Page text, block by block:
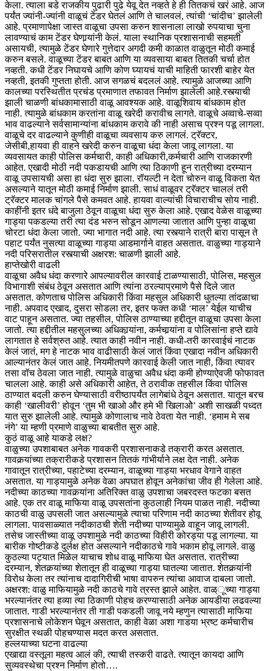
केला. त्याला बडे राजकीय पुढारी पुढे येवू देत नव्हते हे ही तितकचं खरं आहे. आज
पर्यंत ज्यांनी-ज्यांनी वाळूचं टेंडर घेतलं आणि ते चालवलं, त्यांची ‘चांदीच’ झालेली
आहे. प्रमाणापेक्षा जास्त वाळूचा उपसा करुन शासनाला लाखो रुपयाचा चुना
लावण्याचं काम टेंडर घेणार्‍यांनी केलं. याला स्थानिक प्रशासनाची सहमती
असायची, त्यामुळे टेंडर घेणारे गुत्तेदार अगदी कमी काळात वाळुतून मोठी कमाई
करुन बसले. वाळूच्या टेंडर बाबत आणि या व्यवसाया बाबत तितकी चर्चा होत
नव्हती. कधी टेंडर निघायचे आणि कोण घ्यायचं याची माहिती फारशी बाहेर येत
नव्हती, इतकी गुप्तता होती. आज सगळचं बदललं आहे. त्यामुळे आजच्या आणि
कालच्या परस्थितीत प्रचंड प्रमाणात तफावत निर्माण झालेली आहे.रस्त्याची
झाली चाळणी बांधकामासाठी वाळू आवश्यक आहे. वाळूशिवाय बांधकाम होत
नाही. त्यामुळे बांधकाम करतांना वाळू खरेदी करावीच लागते. वाळूचे अव्वाचे-सव्वा
भाव वाढल्याने सर्वसामान्यांना बांधकाम करावे की नाही असाच प्रश्‍न पडू लागला.
वाळूचे दर वाढल्याने कुणीही वाळूचा व्यवसाय करु लागलं. ट्रॅक्टर,
जेसीबी,हायवा ही वाहने खरेदी करुन वाळूचा धंदा केला जावू लागला. या
व्यवसायत काही पोलिस कर्मचारी, काही अधिकारी,कर्मचारी आणि राजकारणी
आहेत. एखादी मोठी नदी पकडायची आणि त्या ठिकाणी हून रात्रीच्या दरम्यान
वाळू उपसायची असा हा धंदा सुरु झाला. रॉयल्टी न देता चोरुन वाळू विकता येत
असल्याने यातून मोठी कमाई निर्माण झाली. साधं वाळूवर ट्रॅक्टर चाललं तरी
ट्रॅक्टर मालक चांगले पैसे कमवत आहे. हायवा वाल्यांची विचाराचीच सोय नाही.
काहींनी इतर धंदे बाजुला ठेवून वाळूचा धंदा सुरु केला आहे. एखाद वेळेस वाळूच्या
गाड्या पकडल्या तरी त्या दंड भरुन सोडून आणल्या जातात आणि पुन्हा वाळूचा
चोरटा धंदा केला जातो. ज्या भागात नदी आहे. त्या रस्त्याने रात्री बारा पासून ते
पहाट पर्यंत नुसत्या वाळूच्या गाड्या आडमार्गाने वाहत असतात. वाळुच्या गाड्याने
नदी परिसरातील रस्त्याची अक्षरश: चाळणी झाली आहे.
हाप्तेखोरी वाढली
वाळूचा अवैध धंदा करणारे आपल्यावरील कारवाई टाळण्यासाठी, पोलिस, महसुल
विभागाशी संबंध ठेवून असतात आणि त्यांना ठरल्याप्रमाणे पैसे दिले जात
असतात. कोणताच पोलिस अधिकारी किंवा महसुल अधिकारी धुतल्या तांदळाचा
नाही. अपवाद एखाद, दुसरा सोडला तर, इतर फक्त कधी ‘माल’ येईल याचीच
वाट पाहून असतात. ज्या तहसील, पोलिस ठाण्याच्या हद्दीतून वाळूचा उपसा केला
जातो. त्या हद्दीतील महसुलच्या अधिकार्‍यांना, कर्मचार्‍यांना व पोलिसांना हप्ते द्यावे
लागतात हे सर्वश्रुत आहे. त्यात काही नवीन नाही. कधी-तरी कारवाईचं नाटक
केलं जातं, मग हे नाटक भाव वाढीसाठी केलं जातं किंवा एखादा नवीन अधिकारी
आल्यानंतर केलं जात आहे. नियमीतपणे कारवाई केली जात नाही, किंवा त्यावर
तसा वॉच ठेवला जात नाही. त्यामुळे वाळुचा अवैध धंदा कमी होण्याऐवजी फोफावत
चालला आहे. काही असे अधिकारी आहेत, ते ठरावीक तहसील किंवा पोलिस
ठाण्यात बदली करुन घेण्यासाठी वरीष्ठापर्यंत लागेबांधे ठेवून असतात. यातून बरच
काही ‘खालीवरी’ होवून ‘तुम भी खाओ और हमे भी खिलाओे’ अशी साखळी पध्दत
यात सुरु झालेली आहे. त्यामुळे कोणालाच नावे ठेवता येत नाही. ‘हमाम मे सब
नंगे’ या म्हणी प्रमाणे वाळुच्या बाबतीत सुरु आहे.
कुठं वाळू आहे याकडे लक्ष?
वाळुच्या उपशाबाबत अनेक गावकरी प्रशासनाकडे तक्रारी करत असतात.
गावकर्‍यांच्या तक्रारीकडे प्रशासन तितकं गांभीर्याने लक्ष देत नाही. अनेक
गावातून रात्रीच्या, पहाटेच्या दरम्यान, वाळूच्या गाड्या भरधाव वेगाने वाहत
असतात. या गाड्यामुळे अनेक वेळा अपघात होवून अनेकांचा जीव ही गेलेला आहे.
नदीच्या काठच्या गावकर्‍यांना अतिरिक्त वाळु उपशाचा जबरदस्त फटका बसत
आहे. एक तर वाळू माफिया वाळू उपसतांना कुठलाही नियम पाळत नाही. नदीच्या
काठची वाळु उपसली जात असल्यामुळे त्याचा परिणाम नदी काठच्या शेतीवर होवू
लागला. पावसाळ्यात नदीकाठची शेती नदीच्या पाण्यामुळे वाहून जावू लागली.
तसेच जास्तीच्या वाळू उपशामुळे नदी काठच्या विहीरी कोरड्या पडू लागल्या. या
बारीक गोष्टीकडे दुर्लक्ष होत असल्याने नदीकाठचे गावे भकाम होवू लागले. वाळु
कुठल्या पट्यात मिळेल याचाच शोध वाळू माफिया घेत असतात. रात्रीच्या
दरम्यान, शेतकर्‍यांच्या शेतातून ही वाळूच्या गाड्या घातल्या जातात. शेतकर्‍यांनी
विरोध केला तर त्यांनाच दादागिरीची भाषा वापरुन त्यांचा आवाज दाबला जातो.
अक्षरश: वाळु माफियामुळे नदी काठचे गावे त्रस्त झाले आहेत. वाळ्ूच्या गाड्या
भरल्यानंतर त्या हव्या त्या ठिकाणी पोहच करण्यासाठी अनेक आयडीया लढवल्या
जातात. गाडी भरल्यानंतर ती गाडी पकडली जावू नये म्हणुन त्यासाठी माफिया
प्रशासनाचे लोकेशन घेवून असतात, काही वेळा अशा गाडया भ्रष्ट कर्मचारीच
सुरक्षीत स्थळी पोहचण्यास मदत करत असतात.
हल्लयाच्या घटना वाढल्या
एखाद्या वस्तूला महत्व आलं की, त्याची तस्करी वाढते. त्यातून कायदा आणि
सुव्यवस्थेचा प्रश्‍न निर्माण होतो….